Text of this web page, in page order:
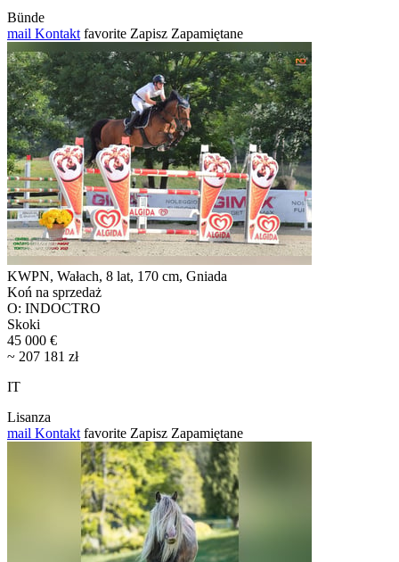
Bünde
mail Kontakt favorite Zapisz Zapamiętane
KWPN, Wałach, 8 lat, 170 cm, Gniada
Koń na sprzedaż
O: INDOCTRO
Skoki
45 000 €
~ 207 181 zł
IT
Lisanza
mail Kontakt favorite Zapisz Zapamiętane